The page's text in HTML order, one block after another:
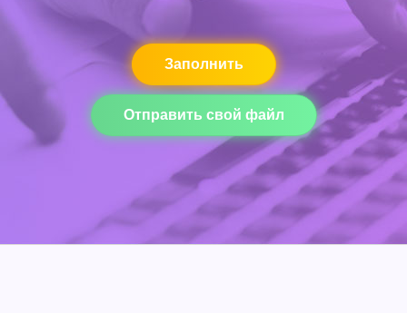
Заполнить
Отправить свой файл